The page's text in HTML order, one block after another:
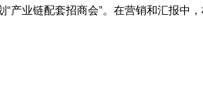
产业链配套招商会”。在营销和汇报中